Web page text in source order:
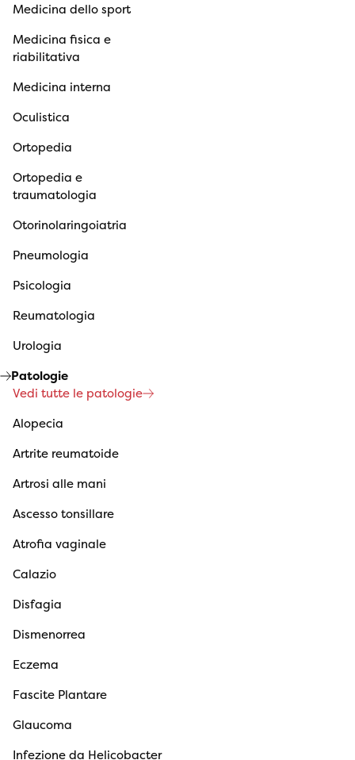
Medicina dello sport
Medicina fisica e
riabilitativa
Medicina interna
Oculistica
Ortopedia
Ortopedia e
traumatologia
Otorinolaringoiatria
Pneumologia
Psicologia
Reumatologia
Urologia
Patologie
Vedi tutte le patologie
Alopecia
Artrite reumatoide
Artrosi alle mani
Ascesso tonsillare
Atrofia vaginale
Calazio
Disfagia
Dismenorrea
Eczema
Fascite Plantare
Glaucoma
Infezione da Helicobacter